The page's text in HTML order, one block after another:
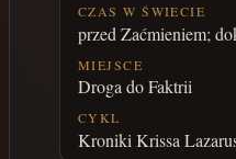
CZAS W ŚWIECIE
przed Zaćmieniem;
MIEJSCE
Droga do Faktrii
CYKL
Kroniki Krissa